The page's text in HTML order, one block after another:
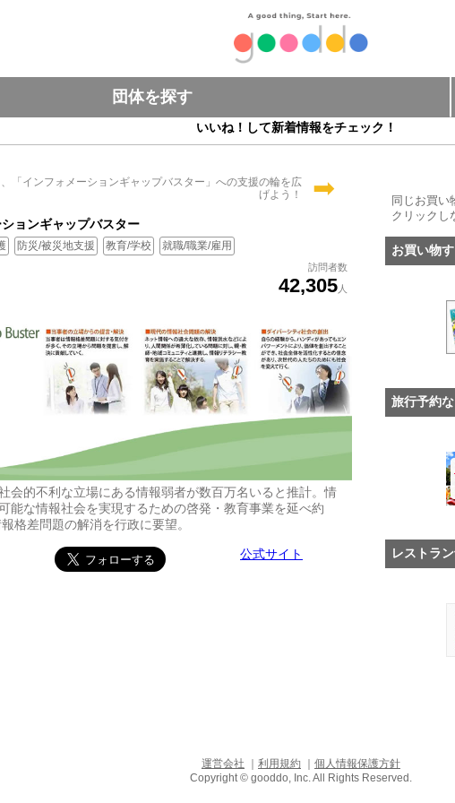
団体を探す
いいね！して新着情報をチェック！
「インフォメーションギャップバスター」への支援の輪を広
げよう！
➡
ョンギャップバスター
防災/被災地支援 教育/学校 就職/職業/雇用
訪問者数
42,305 人
会的不利な立場にある情報弱者が数百万名いると推計。情
能な情報社会を実現するための啓発・教育事業を延べ約
格差問題の解消を行政に要望。
公式サイト
同じお買い
クリックし
お買い物
旅行予約
レストラ
運営会社 ｜ 利用規約 ｜ 個人情報保護方針
Copyright © gooddo, Inc. All Rights Reserved.